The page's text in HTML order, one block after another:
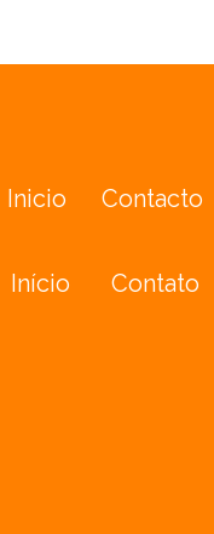
Inicio Contacto
Início Contato